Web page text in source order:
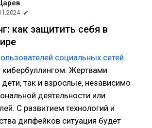
как защитить себя в
социальных сетей
кибербуллингом. Жертвами
дети, так и взрослые, независимо
деятельности или
С развитием технологий и
дипфейков ситуация будет